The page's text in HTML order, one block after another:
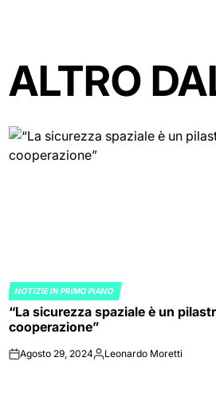
ALTRO
POSTED
IN
NOTIZIE IN PRIMO PIANO
“La sicurezza spaziale è un
cooperazione”
onAgosto 29, 2024Posted
Leonardo Moretti